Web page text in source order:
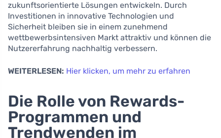
zukunftsorientierte Lösungen entwickeln. Durch
Investitionen in innovative Technologien und
Sicherheit bleiben sie in einem zunehmend
wettbewerbsintensiven Markt attraktiv und können die
Nutzererfahrung nachhaltig verbessern.
WEITERLESEN: Hier klicken, um mehr zu erfahren
Die Rolle von Rewards-
Programmen und
Trendwenden im